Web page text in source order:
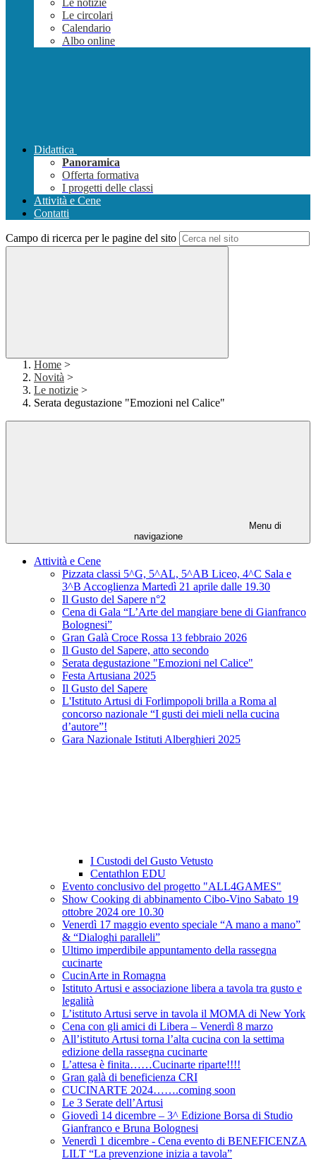
Le notizie
Le circolari
Calendario
Albo online
Didattica
Panoramica
Offerta formativa
I progetti delle classi
Attività e Cene
Contatti
Campo di ricerca per le pagine del sito
Home >
Novità >
Le notizie >
Serata degustazione "Emozioni nel Calice"
Menu di
navigazione
Attività e Cene
Pizzata classi 5^G, 5^AL, 5^AB Liceo, 4^C Sala e
3^B Accoglienza Martedì 21 aprile dalle 19.30
Il Gusto del Sapere n°2
Cena di Gala “L’Arte del mangiare bene di Gianfranco
Bolognesi”
Gran Galà Croce Rossa 13 febbraio 2026
Il Gusto del Sapere, atto secondo
Serata degustazione "Emozioni nel Calice"
Festa Artusiana 2025
Il Gusto del Sapere
L'Istituto Artusi di Forlimpopoli brilla a Roma al
concorso nazionale “I gusti dei mieli nella cucina
d’autore”!
Gara Nazionale Istituti Alberghieri 2025
I Custodi del Gusto Vetusto
Centathlon EDU
Evento conclusivo del progetto "ALL4GAMES"
Show Cooking di abbinamento Cibo-Vino Sabato 19
ottobre 2024 ore 10.30
Venerdì 17 maggio evento speciale “A mano a mano”
& “Dialoghi paralleli”
Ultimo imperdibile appuntamento della rassegna
cucinarte
CucinArte in Romagna
Istituto Artusi e associazione libera a tavola tra gusto e
legalità
L’istituto Artusi serve in tavola il MOMA di New York
Cena con gli amici di Libera – Venerdì 8 marzo
All’istituto Artusi torna l’alta cucina con la settima
edizione della rassegna cucinarte
L’attesa è finita……Cucinarte riparte!!!!
Gran galà di beneficienza CRI
CUCINARTE 2024…….coming soon
Le 3 Serate dell’Artusi
Giovedì 14 dicembre – 3^ Edizione Borsa di Studio
Gianfranco e Bruna Bolognesi
Venerdì 1 dicembre - Cena evento di BENEFICENZA
LILT “La prevenzione inizia a tavola”